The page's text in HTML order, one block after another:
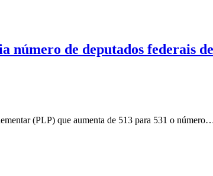
número de deputados federais
(PLP) que aumenta de 513 para 531 o